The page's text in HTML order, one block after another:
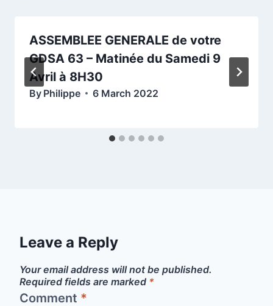
ASSEMBLEE GENERALE de votre
GDSA 63 – Matinée du Samedi 9
Avril à 8H30
By Philippe 6 March 2022
Leave a Reply
Your email address will not be published.
Required fields are marked *
Comment *